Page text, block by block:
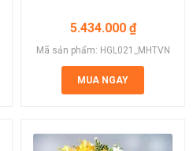
5.434.000 ₫
Mã sản phẩm: HGL021_MHTVN
MUA NGAY